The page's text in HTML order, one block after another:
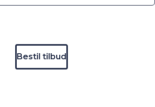
Bestil tilbud